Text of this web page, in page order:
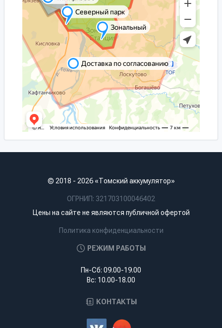
© 2018 - 2026 «Томский аккумулятор»
ОГРНИП: 321703100046402
Цены на сайте не являются публичной офертой
Политика конфиденциальности
РЕЖИМ РАБОТЫ
Пн-Сб: 09.00-19.00
Вс: 10.00-18.00
КОНТАКТЫ